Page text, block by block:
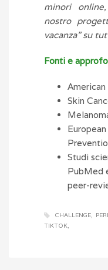
minori
nostro
vacanza” su
Fonti e
Skin
Studi
PubMed
peer-
CHALLENGE
TIKTOK